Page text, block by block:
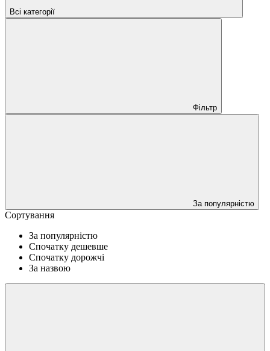
Всі категорії
Фільтр
За популярністю
Сортування
За популярністю
Спочатку дешевше
Спочатку дорожчі
За назвою